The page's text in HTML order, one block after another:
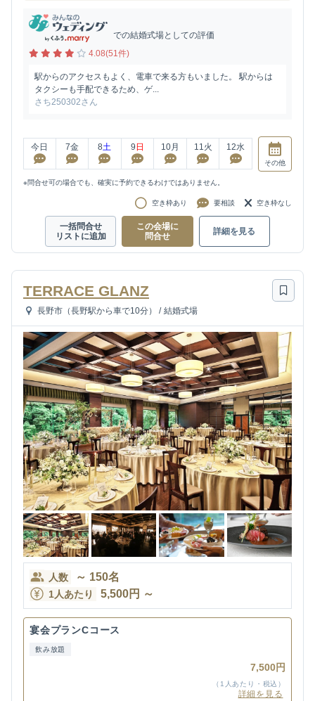
での結婚式場としての評価
4.08(51件)
駅からのアクセスもよく、電車で来る方もいました。 駅からは
タクシーも手配できるため、ゲ...
さち250302さん
今日 7金 8土 9 日 10月 11火 12水
その他
※問合せ可の場合でも、確実に予約できるわけではありません。
空き枠あり 要相談 空き枠なし
一括問合せ
リストに追加
この会場に
問合せ
詳細を見る
TERRACE GLANZ
長野市（長野駅から車で10分） / 結婚式場
人数 ～ 150名
1人あたり 5,500円 ～
宴会プランCコース
飲み放題
7,500円
（1人あたり・税込）
詳細を見る